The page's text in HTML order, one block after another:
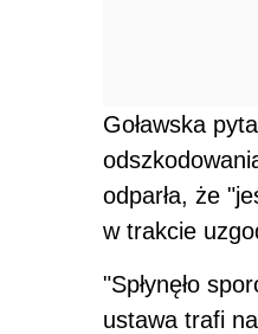
Goławska
odparła, że
w trakcie
"Spłynęło
ustawa trafi